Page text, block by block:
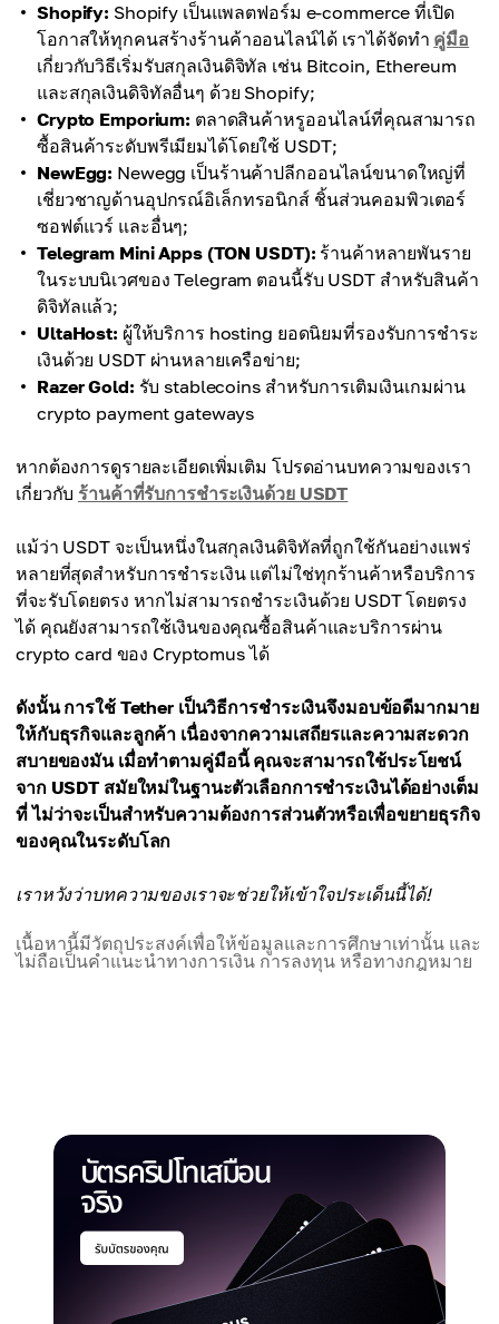
Shopify: Shopify เป็นแพลตฟอร์ม e-commerce ที่เปิด
โอกาสให้ทุกคนสร้างร้านค้าออนไลน์ได้ เราได้จัดทำ คู่มือ
เกี่ยวกับวิธีเริ่มรับสกุลเงินดิจิทัล เช่น Bitcoin, Ethereum
และสกุลเงินดิจิทัลอื่นๆ ด้วย Shopify;
Crypto Emporium: ตลาดสินค้าหรูออนไลน์ที่คุณสามารถ
ซื้อสินค้าระดับพรีเมียมได้โดยใช้ USDT;
NewEgg: Newegg เป็นร้านค้าปลีกออนไลน์ขนาดใหญ่ที่
เชี่ยวชาญด้านอุปกรณ์อิเล็กทรอนิกส์ ชิ้นส่วนคอมพิวเตอร์
ซอฟต์แวร์ และอื่นๆ;
Telegram Mini Apps (TON USDT): ร้านค้าหลายพันราย
ในระบบนิเวศของ Telegram ตอนนี้รับ USDT สำหรับสินค้า
ดิจิทัลแล้ว;
UltaHost: ผู้ให้บริการ hosting ยอดนิยมที่รองรับการชำระ
เงินด้วย USDT ผ่านหลายเครือข่าย;
Razer Gold: รับ stablecoins สำหรับการเติมเงินเกมผ่าน
crypto payment gateways
หากต้องการดูรายละเอียดเพิ่มเติม โปรดอ่านบทความของเรา
เกี่ยวกับ ร้านค้าที่รับการชำระเงินด้วย USDT
แม้ว่า USDT จะเป็นหนึ่งในสกุลเงินดิจิทัลที่ถูกใช้กันอย่างแพร่
หลายที่สุดสำหรับการชำระเงิน แต่ไม่ใช่ทุกร้านค้าหรือบริการ
ที่จะรับโดยตรง หากไม่สามารถชำระเงินด้วย USDT โดยตรง
ได้ คุณยังสามารถใช้เงินของคุณซื้อสินค้าและบริการผ่าน
crypto card ของ Cryptomus ได้
ดังนั้น การใช้ Tether เป็นวิธีการชำระเงินจึงมอบข้อดีมากมาย
ให้กับธุรกิจและลูกค้า เนื่องจากความเสถียรและความสะดวก
สบายของมัน เมื่อทำตามคู่มือนี้ คุณจะสามารถใช้ประโยชน์
จาก USDT สมัยใหม่ในฐานะตัวเลือกการชำระเงินได้อย่างเต็ม
ที่ ไม่ว่าจะเป็นสำหรับความต้องการส่วนตัวหรือเพื่อขยายธุรกิจ
ของคุณในระดับโลก
เราหวังว่าบทความของเราจะช่วยให้เข้าใจประเด็นนี้ได้!
เนื้อหานี้มีวัตถุประสงค์เพื่อให้ข้อมูลและการศึกษาเท่านั้น และ
ไม่ถือเป็นคำแนะนำทางการเงิน การลงทุน หรือทางกฎหมาย